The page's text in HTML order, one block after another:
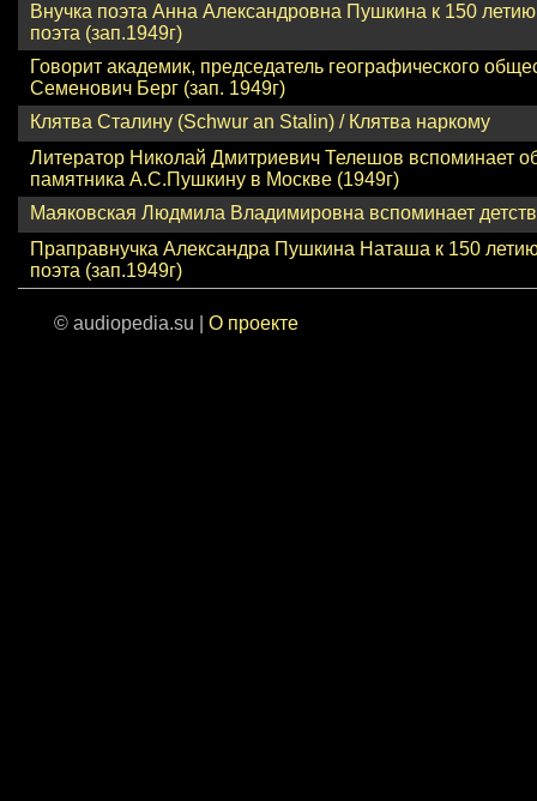
Внучка поэта Анна Александровна Пушкина к 150
поэта (зап.1949г)
Говорит академик, председатель географического
Семенович Берг (зап. 1949г)
Клятва Сталину (Schwur an Stalin) / Клятва наркому
Литератор Николай Дмитриевич Телешов вспоминает
памятника А.С.Пушкину в Москве (1949г)
Маяковская Людмила Владимировна вспоминает
Праправнучка Александра Пушкина Наташа к 150
поэта (зап.1949г)
© audiopedia.su | О проекте